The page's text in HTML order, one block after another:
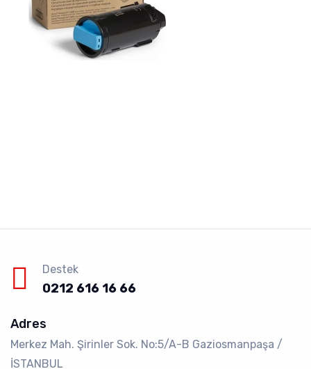
Destek
0212 616 16 66
Adres
Merkez Mah. Şirinler Sok. No:5/A-B Gaziosmanpaşa /
İSTANBUL